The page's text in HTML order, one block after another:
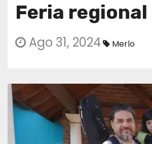
Feria
Ago 31, 2024 Merlo